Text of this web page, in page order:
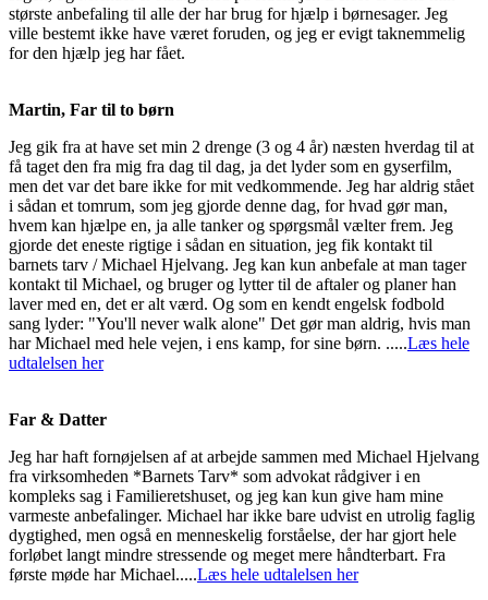
største anbefaling til alle der har brug for hjælp i børnesager. Jeg
ville bestemt ikke have været foruden, og jeg er evigt taknemmelig
for den hjælp jeg har fået.
Martin, Far til to børn
Jeg gik fra at have set min 2 drenge (3 og 4 år) næsten hverdag til at
få taget den fra mig fra dag til dag, ja det lyder som en gyserfilm,
men det var det bare ikke for mit vedkommende. Jeg har aldrig stået
i sådan et tomrum, som jeg gjorde denne dag, for hvad gør man,
hvem kan hjælpe en, ja alle tanker og spørgsmål vælter frem. Jeg
gjorde det eneste rigtige i sådan en situation, jeg fik kontakt til
barnets tarv / Michael Hjelvang. Jeg kan kun anbefale at man tager
kontakt til Michael, og bruger og lytter til de aftaler og planer han
laver med en, det er alt værd. Og som en kendt engelsk fodbold
sang lyder: "You'll never walk alone" Det gør man aldrig, hvis man
har Michael med hele vejen, i ens kamp, for sine børn. .....Læs hele
udtalelsen her
Far & Datter
Jeg har haft fornøjelsen af at arbejde sammen med Michael Hjelvang
fra virksomheden *Barnets Tarv* som advokat rådgiver i en
kompleks sag i Familieretshuset, og jeg kan kun give ham mine
varmeste anbefalinger. Michael har ikke bare udvist en utrolig faglig
dygtighed, men også en menneskelig forståelse, der har gjort hele
forløbet langt mindre stressende og meget mere håndterbart. Fra
første møde har Michael.....Læs hele udtalelsen her